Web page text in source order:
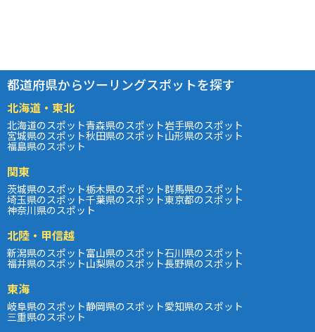
都道府県からツーリングスポットを探す
北海道・東北
北海道のスポット青森県のスポット岩手県のスポット
宮城県のスポット秋田県のスポット山形県のスポット
福島県のスポット
関東
茨城県のスポット栃木県のスポット群馬県のスポット
埼玉県のスポット千葉県のスポット東京都のスポット
神奈川県のスポット
北陸・甲信越
新潟県のスポット富山県のスポット石川県のスポット
福井県のスポット山梨県のスポット長野県のスポット
東海
岐阜県のスポット静岡県のスポット愛知県のスポット
三重県のスポット